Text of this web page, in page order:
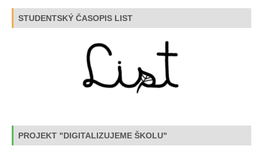
STUDENTSKÝ ČASOPIS LIST
PROJEKT "DIGITALIZUJEME ŠKOLU"